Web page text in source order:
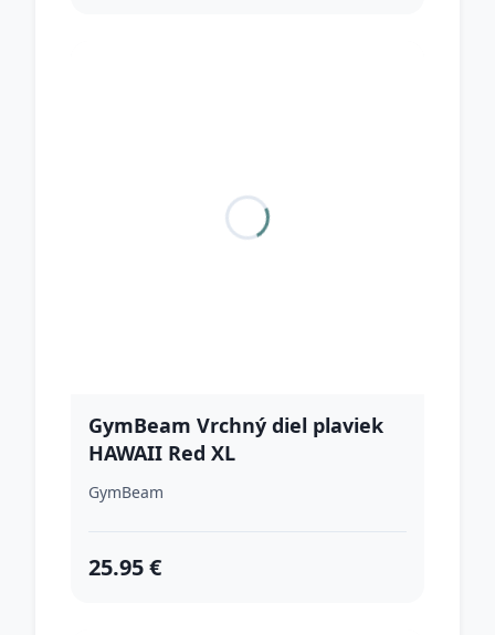
GymBeam Vrchný diel plaviek
HAWAII Red XL
GymBeam
25.95 €